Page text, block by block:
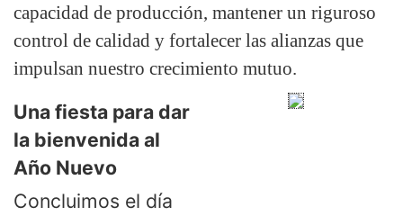
capacidad de producción, mantener un riguroso
control de calidad y fortalecer las alianzas que
impulsan nuestro crecimiento mutuo.
Una fiesta para dar
la bienvenida al
Año Nuevo
Concluimos el día